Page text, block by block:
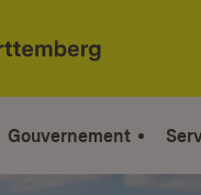
Gouvernement